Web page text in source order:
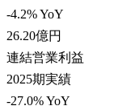
-4.2% YoY
26.20億円
連結営業利益
2025期実績
-27.0% YoY